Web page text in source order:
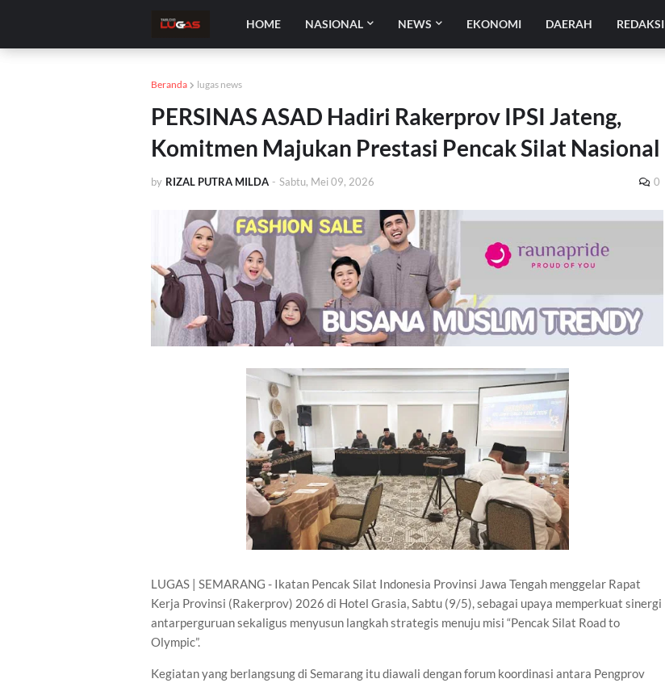
HOME NASIONAL NEWS EKONOMI DAERAH REDAKSI
Beranda lugas news
PERSINAS ASAD Hadiri Rakerprov IPSI Jateng,
Komitmen Majukan Prestasi Pencak Silat Nasional
by RIZAL PUTRA MILDA - Sabtu, Mei 09, 2026 0
LUGAS | SEMARANG - Ikatan Pencak Silat Indonesia Provinsi Jawa Tengah menggelar Rapat
Kerja Provinsi (Rakerprov) 2026 di Hotel Grasia, Sabtu (9/5), sebagai upaya memperkuat sinergi
antarperguruan sekaligus menyusun langkah strategis menuju misi “Pencak Silat Road to
Olympic”.
Kegiatan yang berlangsung di Semarang itu diawali dengan forum koordinasi antara Pengprov